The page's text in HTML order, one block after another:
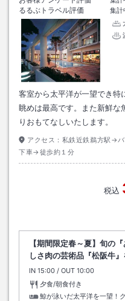
るるぶトラベル評価
集計
客室から太平洋が一望でき特
眺めは最高です。また新鮮な
りおもてなしいたします。
アクセス： 私鉄近鉄鵜方駅→
下車→徒歩約１分
税込
【期間限定春～夏】旬の
しさ肉の芸術品『松阪牛
IN チェックイン
15:00 / OUT チェックアウト
10:00
夕食/朝食付き
鯨が泳いだ太平洋を一望！